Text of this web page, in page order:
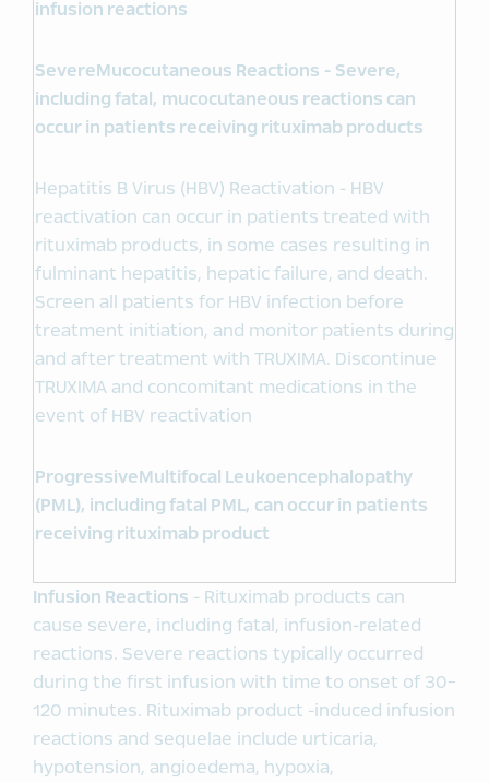
infusion reactions
Severe Mucocutaneous Reactions - Severe,
including fatal, mucocutaneous reactions can
occur in patients receiving rituximab products
Hepatitis B Virus (HBV) Reactivation - HBV
reactivation can occur in patients treated with
rituximab products, in some cases resulting in
fulminant hepatitis, hepatic failure, and death.
Screen all patients for HBV infection before
treatment initiation, and monitor patients during
and after treatment with TRUXIMA. Discontinue
TRUXIMA and concomitant medications in the
event of HBV reactivation
Progressive Multifocal
Leukoencephalopathy
(PML), including fatal PML, can occur in patients
receiving rituximab product
Infusion Reactions - Rituximab products can
cause severe, including fatal, infusion-related
reactions. Severe reactions typically occurred
during the first infusion with time to onset of 30-
120 minutes. Rituximab product -induced infusion
reactions and sequelae include urticaria,
hypotension, angioedema, hypoxia,